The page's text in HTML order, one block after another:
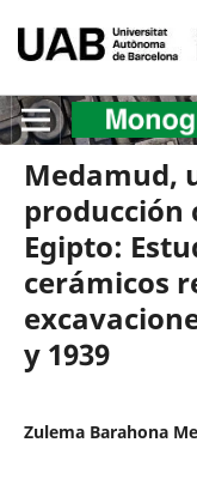
Medamud,
producción
Egipto:
cerámicos
y 1939
Zulema Barahona